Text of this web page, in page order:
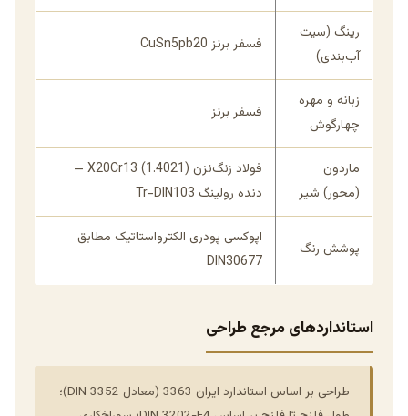
رینگ (سیت
آب‌بندی)
فسفر برنز CuSn5pb20
زبانه و مهره
چهارگوش
فسفر برنز
ماردون
(محور) شیر
فولاد زنگ‌نزن X20Cr13 (1.4021) —
دنده رولینگ Tr-DIN103
پوشش رنگ
اپوکسی پودری الکترواستاتیک مطابق
DIN30677
استانداردهای مرجع طراحی
طراحی بر اساس استاندارد ایران 3363 (معادل DIN 3352)؛